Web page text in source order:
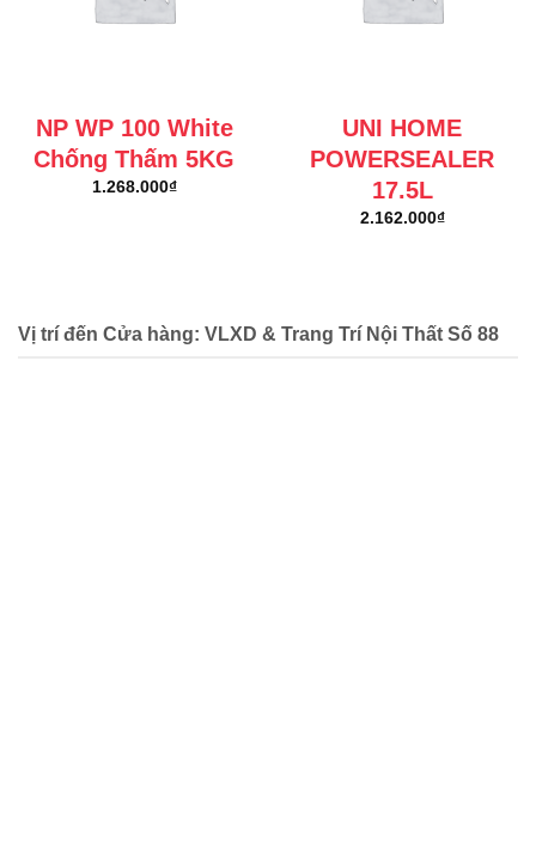
NP WP 100 White
Chống Thấm 5KG
1.268.000₫
UNI HOME
POWERSEALER
17.5L
2.162.000₫
Vị trí đến Cửa hàng: VLXD & Trang Trí Nội Thất Số 88